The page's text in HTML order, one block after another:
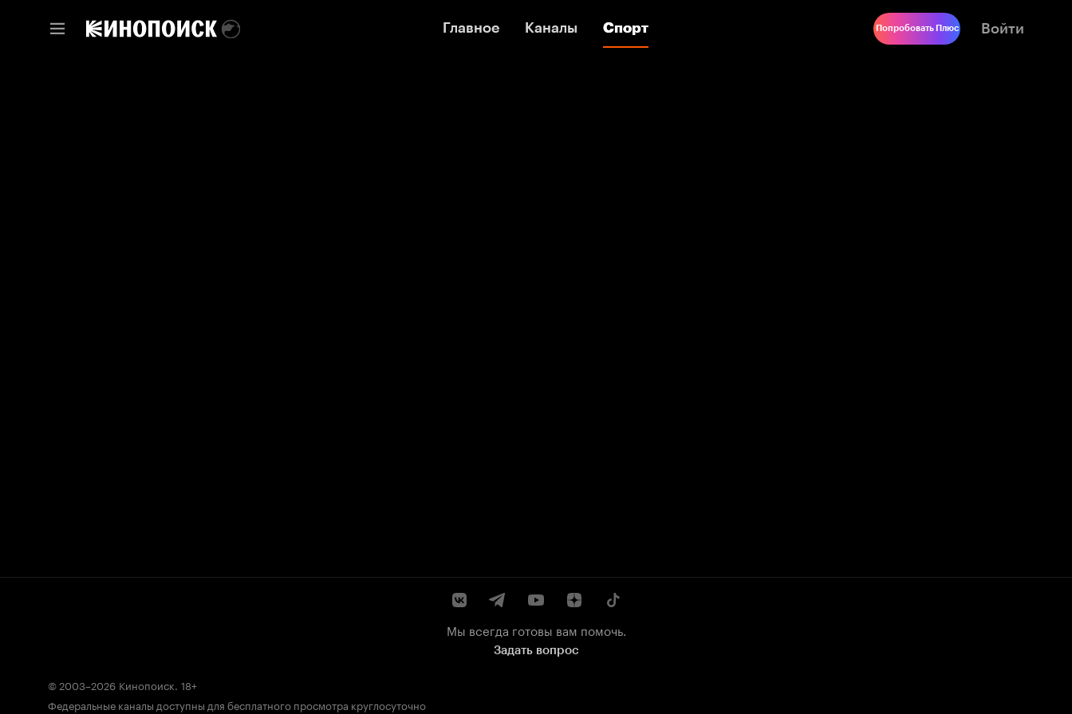
Главное Каналы Спорт
Главное Каналы Спорт Попробовать Плюс Войти
Мы всегда готовы вам помочь.
Задать вопрос
© 2003–2026 Кинопоиск. 18+
Федеральные каналы доступны для бесплатного просмотра круглосуточно